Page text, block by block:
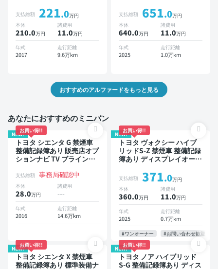
ター 3列シート スマートキ
ー ETC バックモニター 片
側電動スライドドア 8人乗
り
支払総額 221.0万円
本体
210.0万円
諸費用
11.0万円
年式
2017
走行距離
9.6万km
ブラインドスポットモニタ
ー デジタルインナーミラー
オートクルーズ 3列シート
スマートキー ETC サンル
ーフ 電動バックドア バッ
クモニター 全方位カメラ
ドライブレコーダー 衝突軽
支払総額 651.0万円
本体
640.0万円
諸費用
11.0万円
年式
2025
走行距離
1.0万km
おすすめのアルファードをもっと見る
あなたにおすすめのミニバン
NEW!
お買い得!!
トヨタ シエンタ G 禁煙車
整備記録簿あり 販売店オプ
ションナビ TV ブラインド
ト スマートキー バックモ
ニター ドライブレコーダー
衝突軽減 両側電動スライド
ドア 7人乗り
支払総額 事務局確認中
本体
28.0万円
諸費用
---
年式
2016
走行距離
14.6万km
NEW!
お買い得!!
トヨタ ヴォクシー ハイブ
リッドS-Z 禁煙車 整備記録
簿あり ディスプレイオーデ
インドスポットモニター デ
ジタルインナーミラー オー
トクルーズ 3列シート スマ
ートキー ETC 電動バック
ドア バックモニター 全方
位カメラ ドライブレコーダ
ー 衝突軽減 両側電動スラ
イドドア 7人乗り
支払総額 371.0万円
本体
360.0万円
諸費用
11.0万円
年式
2025
走行距離
0.7万km
#ワンオーナー #お問い合わせ歓迎
NEW!
お買い得!!
トヨタ シエンタ X 禁煙車
整備記録簿あり 標準装備ナ
NEW!
お買い得!!
トヨタ ノア ハイブリッド
S-G 整備記録簿あり ディス